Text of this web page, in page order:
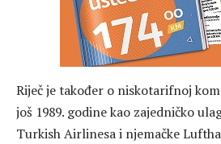
Riječ je također o niskotarifnoj
još 1989. godine kao zajedničko
Turkish Airlinesa i njemačke